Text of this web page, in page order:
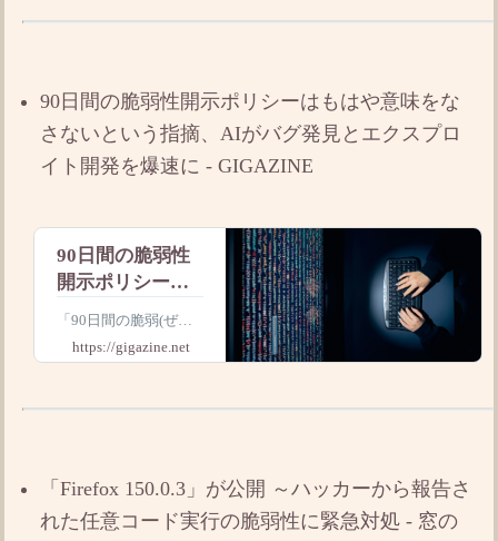
Googleが報告
いじゃく)性」を発見
いると指摘されていま
す。新たにGoogl
90日間の脆弱性開示ポリシーはもはや意味をな
さないという指摘、AIがバグ発見とエクスプロ
イト開発を爆速に - GIGAZINE
90日間の脆弱性
開示ポリシーは
もはや意味をな
さないという指
摘、AIがバグ発
イト開発を爆速
「90日間の脆弱(ぜい
じゃく)性開示ルー
ル」はGoogleの脆弱性
ero」が定めた「脆弱
る」というもので、セ
https://gigazine.net
「Firefox 150.0.3」が公開 ～ハッカーから報告さ
れた任意コード実行の脆弱性に緊急対処 - 窓の